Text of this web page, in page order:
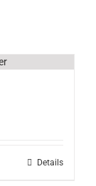
Details